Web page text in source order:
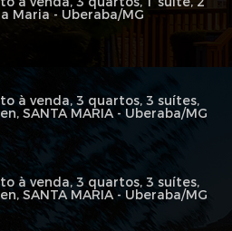
Maria - Uberaba/MG
à venda, 3 quartos, 3 suítes,
SANTA MARIA - Uberaba/MG
à venda, 3 quartos, 3 suítes,
SANTA MARIA - Uberaba/MG